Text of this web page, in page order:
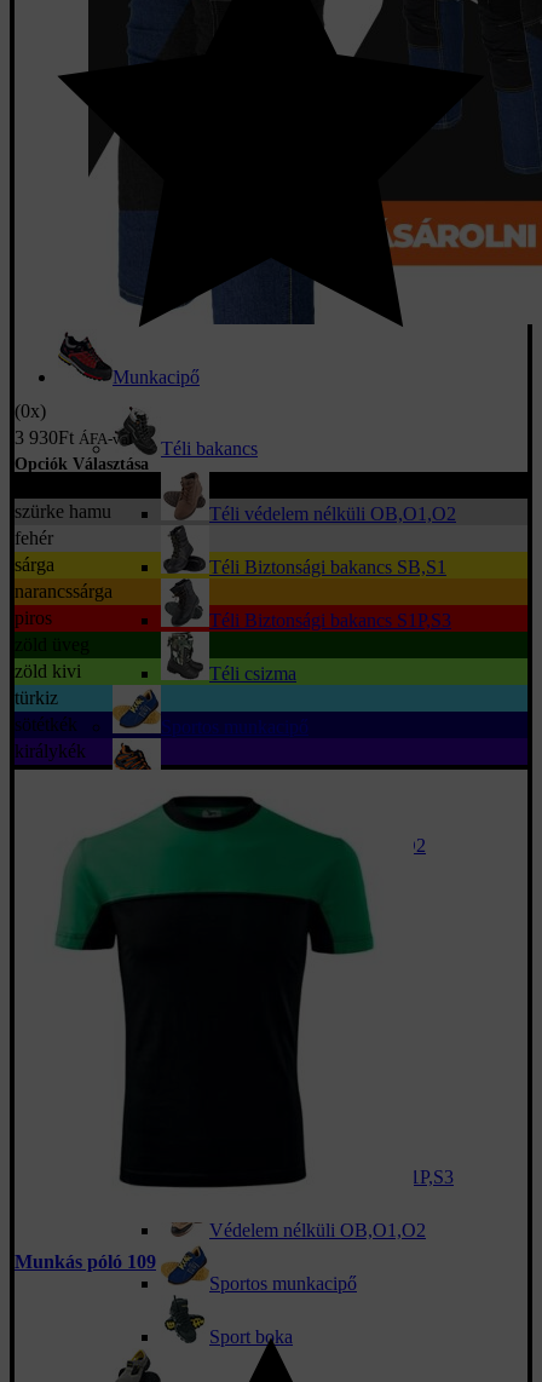
Munkacipő
Téli bakancs
Téli védelem nélküli OB,O1,O2
Téli Biztonsági bakancs SB,S1
Téli Biztonsági bakancs S1P,S3
Téli csizma
Sportos munkacipő
Védelem nélküli OB,O1,O2
Biztonsági cipő SB,S1
Biztonsági cipő S1P,S3
Sportos cipő
Biztonsági bakancs SB,S1
Munkavédelmi Bakancs S1P,S3
Védelem nélküli OB,O1,O2
Sportos munkacipő
Sport boka
(0x)
3 930Ft ÁFA-val
Opciók Választása
szürke hamu
fehér
sárga
narancssárga
piros
zöld üveg
zöld kivi
türkiz
sötétkék
királykék
Munkás póló 109